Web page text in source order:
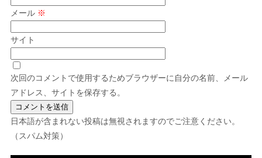
メール ※
サイト
次回のコメントで使用するためブラウザーに自分の名前、メール
アドレス、サイトを保存する。
日本語が含まれない投稿は無視されますのでご注意ください。
（スパム対策）